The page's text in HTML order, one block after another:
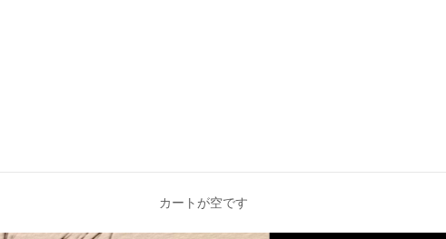
カートが空です